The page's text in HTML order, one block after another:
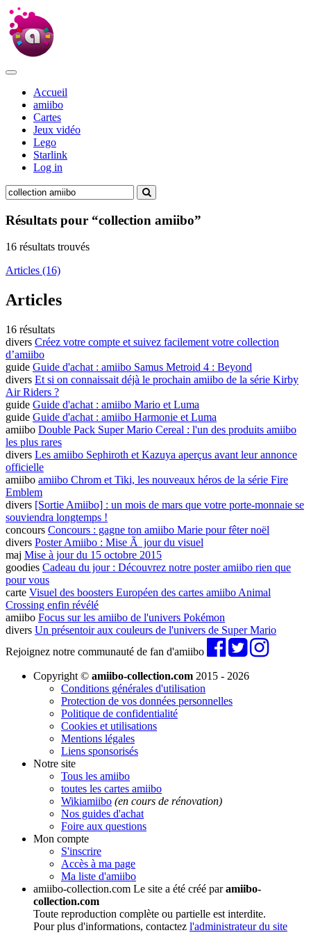
Accueil
amiibo
Cartes
Jeux vidéo
Lego
Starlink
Log in
Résultats pour “collection amiibo”
16 résultats trouvés
Articles (16)
Articles
16 résultats
divers Créez votre compte et suivez facilement votre collection
d’amiibo
guide Guide d'achat : amiibo Samus Metroid 4 : Beyond
divers Et si on connaissait déjà le prochain amiibo de la série Kirby
Air Riders ?
guide Guide d'achat : amiibo Mario et Luma
guide Guide d'achat : amiibo Harmonie et Luma
amiibo Double Pack Super Mario Cereal : l'un des produits amiibo
les plus rares
divers Les amiibo Sephiroth et Kazuya aperçus avant leur annonce
officielle
amiibo amiibo Chrom et Tiki, les nouveaux héros de la série Fire
Emblem
divers [Sortie Amiibo] : un mois de mars que votre porte-monnaie se
souviendra longtemps !
concours Concours : gagne ton amiibo Marie pour fêter noël
divers Poster Amiibo : Mise Ã jour du visuel
maj Mise à jour du 15 octobre 2015
goodies Cadeau du jour : Découvrez notre poster amiibo rien que
pour vous
carte Visuel des boosters Européen des cartes amiibo Animal
Crossing enfin révélé
amiibo Focus sur les amiibo de l'univers Pokémon
divers Un présentoir aux couleurs de l'univers de Super Mario
Rejoignez notre communauté de fan d'amiibo
Copyright © amiibo-collection.com 2015 - 2026
Conditions générales d'utilisation
Protection de vos données personnelles
Politique de confidentialité
Cookies et utilisations
Mentions légales
Liens sponsorisés
Notre site
Tous les amiibo
toutes les cartes amiibo
Wikiamiibo (en cours de rénovation)
Nos guides d'achat
Foire aux questions
Mon compte
S'inscrire
Accès à ma page
Ma liste d'amiibo
amiibo-collection.com Le site a été créé paramiibo-
collection.com
Toute reproduction complète ou partielle est interdite.
Pour plus d'informations, contactez l'administrateur du site